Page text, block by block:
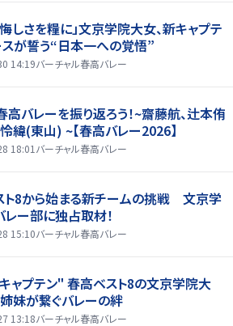
しさを糧に」文京学院大女、新キャプテ
スが誓う“日本一への覚悟”
14:19バーチャル春高バレー
バレーを振り返ろう！~齋藤航、辻本侑
緯(東山) ~【春高バレー2026】
18:01 バーチャル春高バレー
ト8から始まる新チームの挑戦 文京学
ー部に独占取材！
15:10バーチャル春高バレー
ャプテン" 春高ベスト8の文京学院大
妹が繋ぐバレーの絆
13:18バーチャル春高バレー